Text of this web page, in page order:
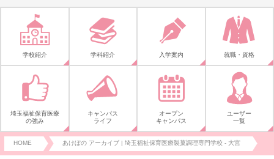
学校紹介 学科紹介 入学案内 就職・資格
埼玉福祉保育医療
の強み
キャンパス
ライフ
オープン
キャンパス
ユーザー
一覧
HOME あけぼの アーカイブ | 埼玉福祉保育医療製菓調理専門学校 - 大宮